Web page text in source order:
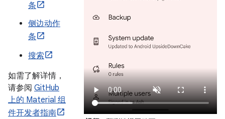
条
侧边动作
条
搜索
如需了解详情，
请参阅 GitHub
上的 Material 组
件开发者指南